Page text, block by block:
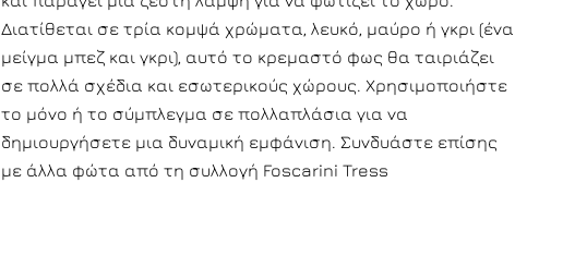
Διατίθεται σε τρία κομψά χρώματα, λευκό, μαύρο ή γκρι (ένα
μείγμα μπεζ και γκρι), αυτό το κρεμαστό φως θα ταιριάζει
σε πολλά σχέδια και εσωτερικούς χώρους. Χρησιμοποιήστε
το μόνο ή το σύμπλεγμα σε πολλαπλάσια για να
δημιουργήσετε μια δυναμική εμφάνιση. Συνδυάστε επίσης
με άλλα φώτα από τη συλλογή Foscarini Tress